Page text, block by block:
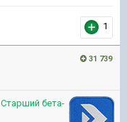
1
31 739
Старший бета-